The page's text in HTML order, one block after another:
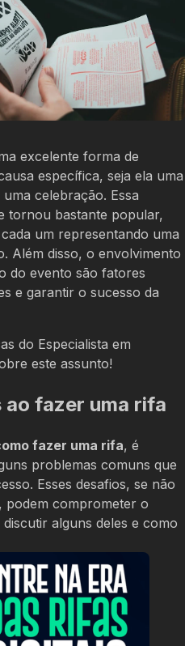
excelente forma de
específica, seja ela uma
celebração. Essa
tornou bastante popular,
um representando uma
Além disso, o envolvimento
do evento são fatores
e garantir o sucesso da
do Especialista em
este assunto!
ao fazer uma rifa
fazer uma rifa, é
problemas comuns que
Esses desafios, se não
comprometer o
alguns deles e como